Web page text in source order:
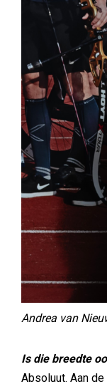
Andrea van
Is die breedte
Absoluut. Aan